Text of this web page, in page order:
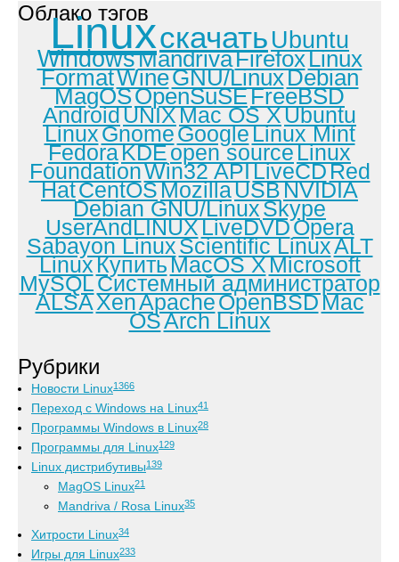
Облако тэгов
Linuxскачать Ubuntu
WindowsMandrivaFirefoxLinux
FormatWineGNU/LinuxDebian
MagOSOpenSuSEFreeBSD
AndroidUNIXMac OS XUbuntu
LinuxGnomeGoogleLinux Mint
FedoraKDEopen sourceLinux
FoundationWin32 APILiveCDRed
HatCentOSMozillaUSBNVIDIA
Debian GNU/LinuxSkype
UserAndLINUXLiveDVDOpera
Sabayon LinuxScientific LinuxALT
LinuxКупитьMacOS XMicrosoft
MySQLСистемный администратор
ALSAXenApacheOpenBSDMac
OSArch Linux
Рубрики
Новости Linux1366
Переход с Windows на Linux41
Программы Windows в Linux28
Программы для Linux129
Linux дистрибутивы139
MagOS Linux21
Mandriva / Rosa Linux35
Хитрости Linux34
Игры для Linux233